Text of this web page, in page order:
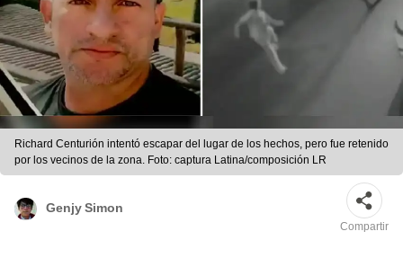
Richard Centurión intentó escapar del lugar de los hechos, pero fue retenido
por los vecinos de la zona. Foto: captura Latina/composición LR
Genjy Simon
Compartir